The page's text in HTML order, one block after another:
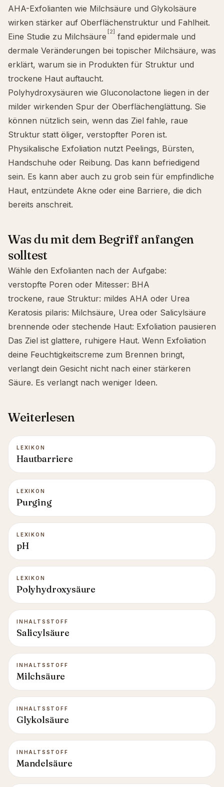
AHA-Exfolianten wie Milchsäure und Glykolsäure
wirken stärker auf Oberflächenstruktur und Fahlheit.
Eine Studie zu Milchsäure [2] fand epidermale und
dermale Veränderungen bei topischer Milchsäure, was
erklärt, warum sie in Produkten für Struktur und
trockene Haut auftaucht.
Polyhydroxysäuren wie Gluconolactone liegen in der
milder wirkenden Spur der Oberflächenglättung. Sie
können nützlich sein, wenn das Ziel fahle, raue
Struktur statt öliger, verstopfter Poren ist.
Physikalische Exfoliation nutzt Peelings, Bürsten,
Handschuhe oder Reibung. Das kann befriedigend
sein. Es kann aber auch zu grob sein für empfindliche
Haut, entzündete Akne oder eine Barriere, die dich
bereits anschreit.
Was du mit dem Begriff anfangen
solltest
Wähle den Exfolianten nach der Aufgabe:
verstopfte Poren oder Mitesser: BHA
trockene, raue Struktur: mildes AHA oder Urea
Keratosis pilaris: Milchsäure, Urea oder Salicylsäure
brennende oder stechende Haut: Exfoliation pausieren
Das Ziel ist glattere, ruhigere Haut. Wenn Exfoliation
deine Feuchtigkeitscreme zum Brennen bringt,
verlangt dein Gesicht nicht nach einer stärkeren
Säure. Es verlangt nach weniger Ideen.
Weiterlesen
LEXIKON
Hautbarriere
LEXIKON
Purging
LEXIKON
pH
LEXIKON
Polyhydroxysäure
INHALTSSTOFF
Salicylsäure
INHALTSSTOFF
Milchsäure
INHALTSSTOFF
Glykolsäure
INHALTSSTOFF
Mandelsäure